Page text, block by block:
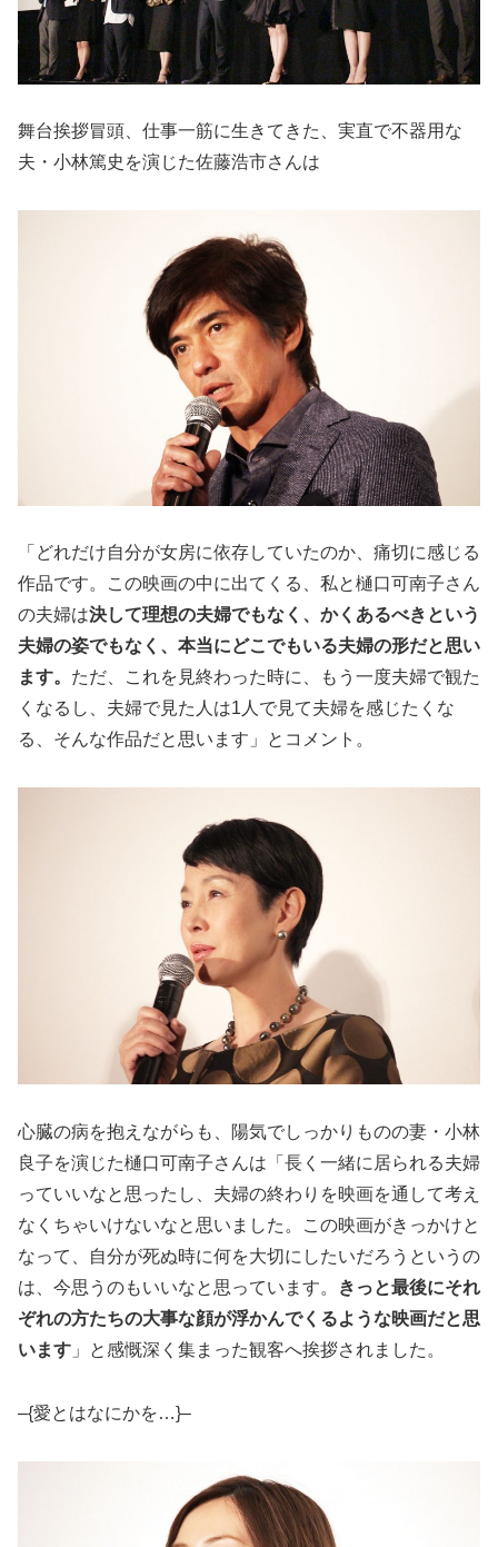
舞台挨拶冒頭、仕事一筋に生きてきた、実直で不器用な
夫・小林篤史を演じた佐藤浩市さんは
「どれだけ自分が女房に依存していたのか、痛切に感じる
作品です。この映画の中に出てくる、私と樋口可南子さん
の夫婦は決して理想の夫婦でもなく、かくあるべきという
夫婦の姿でもなく、本当にどこでもいる夫婦の形だと思い
ます。 ただ、これを見終わった時に、もう一度夫婦で観た
くなるし、夫婦で見た人は1人で見て夫婦を感じたくな
る、そんな作品だと思います」とコメント。
心臓の病を抱えながらも、陽気でしっかりものの妻・小林
良子を演じた樋口可南子さんは「長く一緒に居られる夫婦
っていいなと思ったし、夫婦の終わりを映画を通して考え
なくちゃいけないなと思いました。この映画がきっかけと
なって、自分が死ぬ時に何を大切にしたいだろうというの
は、今思うのもいいなと思っています。
きっと最後にそれ
ぞれの方たちの大事な顔が浮かんでくるような映画だと思
います 」と感慨深く集まった観客へ挨拶されました。
–{愛とはなにかを…}–